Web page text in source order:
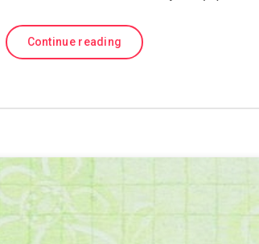
Continue reading